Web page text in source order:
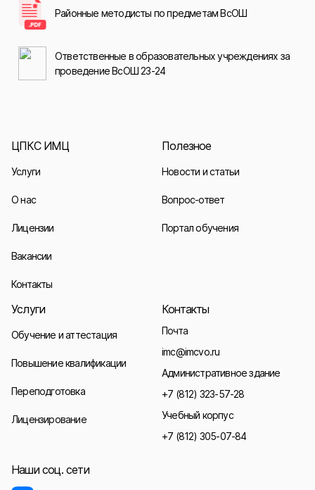
Районные методисты по предметам ВсОШ
Ответственные в образовательных учреждениях за
проведение ВсОШ 23-24
ЦПКС ИМЦ
Услуги
О нас
Лицензии
Вакансии
Контакты
Полезное
Новости и статьи
Вопрос-ответ
Портал обучения
Услуги
Обучение и аттестация
Повышение квалификации
Переподготовка
Лицензирование
Контакты
Почта
imc@imcvo.ru
Административное здание
+7 (812) 323-57-28
Учебный корпус
+7 (812) 305-07-84
Наши соц. сети